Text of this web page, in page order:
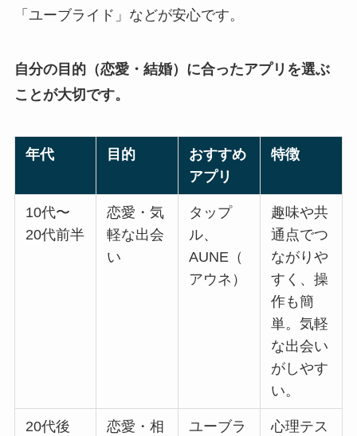
「ユーブライド」などが安心です。
自分の目的（恋愛・結婚）に合ったアプリを選ぶ
ことが大切です。
年代 目的
おすすめ
アプリ
特徴
10代〜
20代前半
恋愛・気
軽な出会
い
タップ
ル、
AUNE（
アウネ）
趣味や共
通点でつ
ながりや
すく、操
作も簡
単。気軽
な出会い
がしやす
い。
20代後
恋愛・相
ユーブラ
心理テス